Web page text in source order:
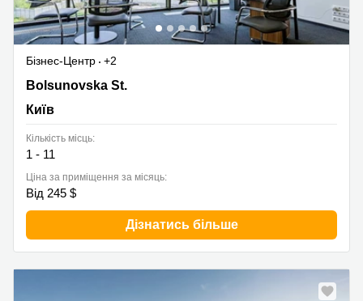
Бізнес-Центр
+2
13-15 Bolsunovska St.,IQ Business Centre, 8th Floor,
Київ
Bolsunovska St.
Київ
Кількість місць:
1 - 11
Ціна за приміщення за місяць:
Від 245 $
Дізнатись більше